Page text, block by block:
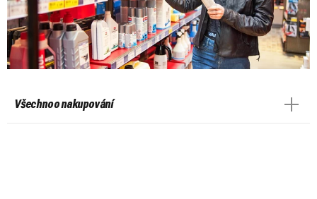
Všechno o nakupování